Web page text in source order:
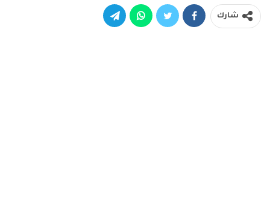
شارك